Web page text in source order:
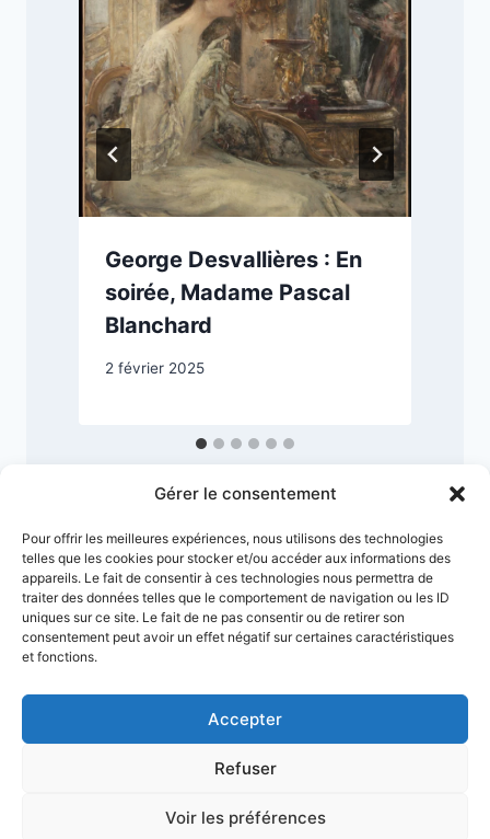
Gérer le consentement
Pour offrir les meilleures expériences, nous utilisons des technologies
telles que les cookies pour stocker et/ou accéder aux informations des
appareils. Le fait de consentir à ces technologies nous permettra de
traiter des données telles que le comportement de navigation ou les ID
uniques sur ce site. Le fait de ne pas consentir ou de retirer son
consentement peut avoir un effet négatif sur certaines caractéristiques
et fonctions.
Accepter
Refuser
Voir les préférences
George Desvallières : En
soirée, Madame Pascal
Blanchard
2 février 2025
Conditions générales
Politique de confidentialité
Mentions Légales
Plan du site